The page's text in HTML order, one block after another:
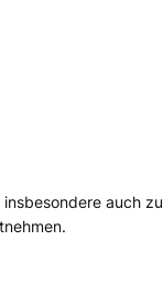
auch zu